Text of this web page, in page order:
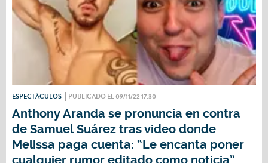
ESPECTÁCULOS PUBLICADO EL 09/11/22 17:30
Anthony Aranda se pronuncia en contra
de Samuel Suárez tras video donde
Melissa paga cuenta: “Le encanta poner
cualquier rumor editado como noticia”